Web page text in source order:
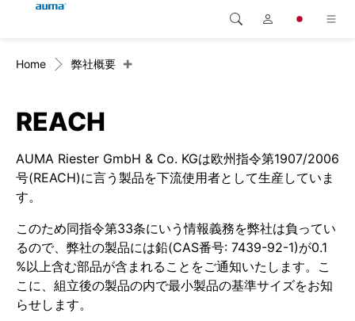
製品
ソリューション
ダウンロード
サービス
弊社概要
連絡先
Global
ヨーロッパ
アジア・太平洋地域
北米
検索
Home 弊社概要 +
REACH
AUMA Riester GmbH & Co. KGは欧州指令第1907/2006
号(REACH)に言う製品を下流使用者として生産していま
す。
このため同指令第33条にいう情報義務を弊社は負ってい
るので、弊社の製品には鉛(CAS番号: 7439-92-1)が0.1
%以上含む部品が含まれることをご通知いたします。こ
こに、組立後の製品の内で最小製品の基準サイズをお知
らせします。